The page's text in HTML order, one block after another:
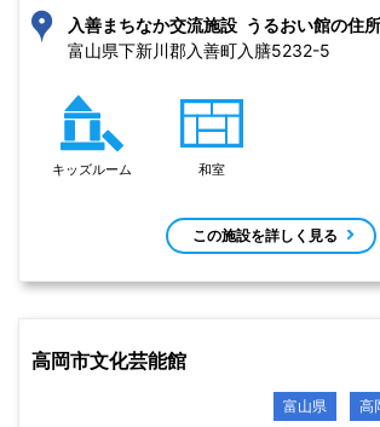
入善まちなか交流施設 うるおい館の住所
富山県下新川郡入善町入膳5232-5
キッズルーム 和室
この施設を詳しく見る
高岡市文化芸能館
富山県 高